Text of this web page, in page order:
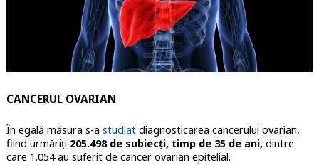
CANCERUL OVARIAN
În egală măsura s-a studiatdiagnosticarea cancerului ovarian,
fiind urmăriți 205.498 de subiecți, timp de 35 de ani,dintre
care 1.054 au suferit de cancer ovarian epitelial.